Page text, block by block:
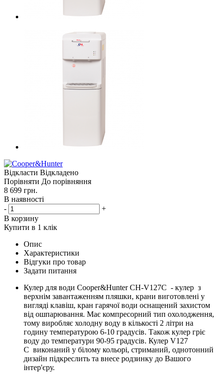
Відкласти Відкладено
Порівняти До порівняння
8 699 грн.
В наявності
-
+
В корзину
Купити в 1 клік
Опис
Характеристики
Відгуки про товар
Задати питання
Кулер для води Cooper&Hunter CH-V127C - кулер з
верхнім завантаженням пляшки, крани виготовлені у
вигляді клавіш, кран гарячої води оснащений захистом
від ошпарювання. Має компресорний тип охолодження,
тому виробляє холодну воду в кількості 2 літри на
годину температурою 6-10 градусів. Також кулер гріє
воду до температури 90-95 градусів. Кулер V127
C виконаний у білому кольорі, стриманий, однотонний
дизайн підкреслить та внесе родзинку до Вашого
інтер'єру.